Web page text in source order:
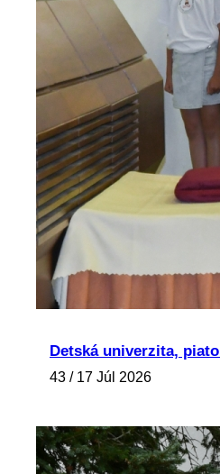
Detská univerzita,
43 / 17 Júl 2026